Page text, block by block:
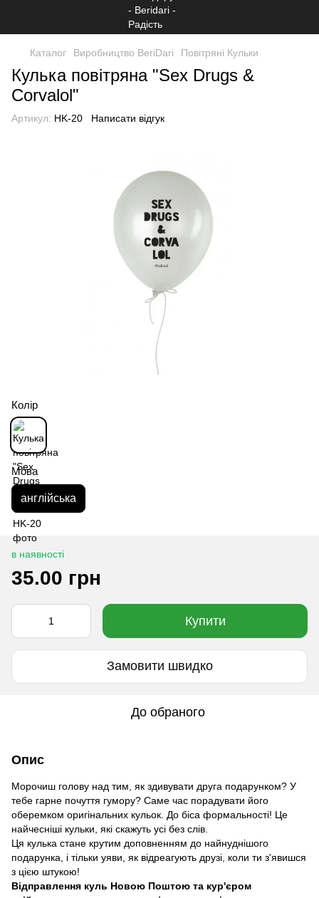
Каталог Виробництво BeriDari Повітряні Кульки
Кулька повітряна "Sex Drugs &
Corvalol"
Артикул: HK-20 Написати відгук
Колір
Мова
англійська
в наявності
35.00 грн
Купити
Замовити швидко
До обраного
Опис
Морочиш голову над тим, як здивувати друга подарунком? У
тебе гарне почуття гумору? Саме час порадувати його
оберемком оригінальних кульок. До біса формальності! Це
найчесніші кульки, які скажуть усі без слів.
Ця кулька стане крутим доповненням до найнуднішого
подарунка, і тільки уяви, як відреагують друзі, коли ти з'явишся
з цією штукою!
Відправлення куль Новою Поштою та кур'єром